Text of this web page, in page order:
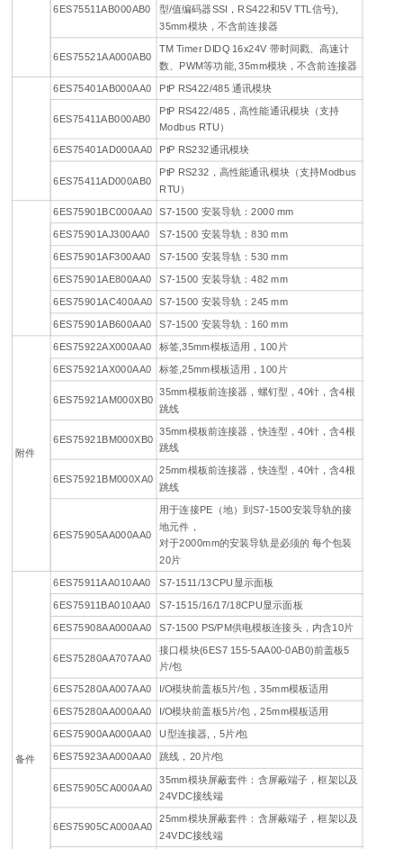
6ES75511AB000AB0
型/值编码器SSI，RS422和5V TTL信号),
35mm模块，不含前连接器
6ES75521AA000AB0
TM Timer DIDQ 16x24V 带时间戳、高速计
数、PWM等功能, 35mm模块，不含前连接器
6ES75401AB000AA0
PtP RS422/485 通讯模块
6ES75411AB000AB0
PtP RS422/485，高性能通讯模块（支持
Modbus RTU）
6ES75401AD000AA0
PtP RS232通讯模块
6ES75411AD000AB0
PtP RS232，高性能通讯模块（支持Modbus
RTU）
6ES75901BC000AA0
S7-1500 安装导轨：2000 mm
6ES75901AJ300AA0
S7-1500 安装导轨：830 mm
6ES75901AF300AA0
S7-1500 安装导轨：530 mm
6ES75901AE800AA0
S7-1500 安装导轨：482 mm
6ES75901AC400AA0
S7-1500 安装导轨：245 mm
6ES75901AB600AA0 S7-1500 安装导轨：160 mm
附件
6ES75922AX000AA0
标签,35mm模板适用，100片
6ES75921AX000AA0
标签,25mm模板适用，100片
6ES75921AM000XB0
35mm模板前连接器，螺钉型，40针，含4根
跳线
6ES75921BM000XB0
35mm模板前连接器，快连型，40针，含4根
跳线
6ES75921BM000XA0
25mm模板前连接器，快连型，40针，含4根
跳线
6ES75905AA000AA0
用于连接PE（地）到S7-1500安装导轨的接
地元件，
对于2000mm的安装导轨是必须的 每个包装
20片
备件
6ES75911AA010AA0 S7-1511/13CPU显示面板
6ES75911BA010AA0
S7-1515/16/17/18CPU显示面板
6ES75908AA000AA0
S7-1500 PS/PM供电模板连接头，内含10片
6ES75280AA707AA0
接口模块(6ES7 155-5AA00-0AB0)前盖板5
片/包
6ES75280AA007AA0
I/O模块前盖板5片/包，35mm模板适用
6ES75280AA000AA0
I/O模块前盖板5片/包，25mm模板适用
6ES75900AA000AA0
U型连接器,，5片/包
6ES75923AA000AA0
跳线，20片/包
6ES75905CA000AA0
35mm模块屏蔽套件：含屏蔽端子，框架以及
24VDC接线端
6ES75905CA000AA0
25mm模块屏蔽套件：含屏蔽端子，框架以及
24VDC接线端